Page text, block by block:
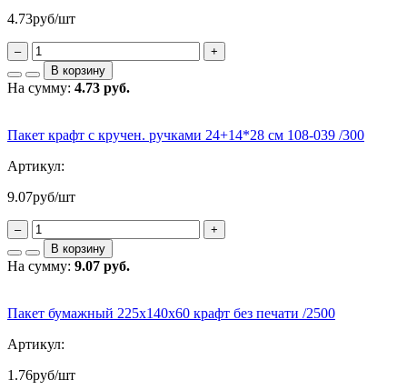
4.73руб/шт
–
+
В корзину
На сумму: 4.73 руб.
Пакет крафт с кручен. ручками 24+14*28 см 108-039 /300
Артикул:
9.07руб/шт
–
+
В корзину
На сумму: 9.07 руб.
Пакет бумажный 225х140х60 крафт без печати /2500
Артикул:
1.76руб/шт